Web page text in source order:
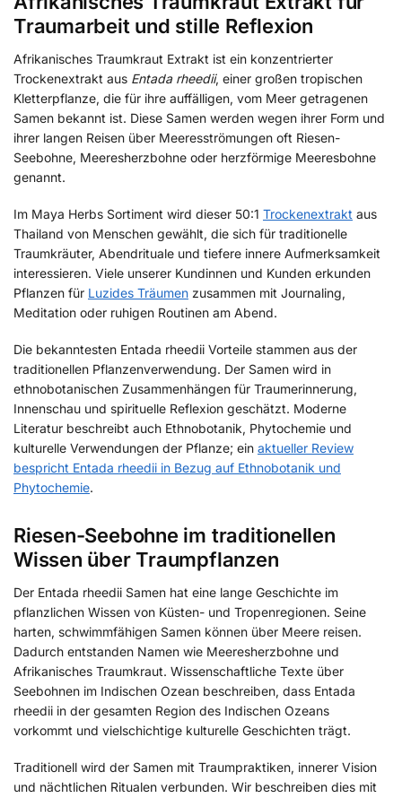
Traumarbeit und stille Reflexion
Afrikanisches Traumkraut Extrakt ist ein konzentrierter
Trockenextrakt aus Entada rheedii, einer großen tropischen
Kletterpflanze, die für ihre auffälligen, vom Meer getragenen
Samen bekannt ist. Diese Samen werden wegen ihrer Form und
ihrer langen Reisen über Meeresströmungen oft Riesen-
Seebohne, Meeresherzbohne oder herzförmige Meeresbohne
genannt.
Im Maya Herbs Sortiment wird dieser 50:1 Trockenextrakt aus
Thailand von Menschen gewählt, die sich für traditionelle
Traumkräuter, Abendrituale und tiefere innere Aufmerksamkeit
interessieren. Viele unserer Kundinnen und Kunden erkunden
Pflanzen für Luzides Träumen zusammen mit Journaling,
Meditation oder ruhigen Routinen am Abend.
Die bekanntesten Entada rheedii Vorteile stammen aus der
traditionellen Pflanzenverwendung. Der Samen wird in
ethnobotanischen Zusammenhängen für Traumerinnerung,
Innenschau und spirituelle Reflexion geschätzt. Moderne
Literatur beschreibt auch Ethnobotanik, Phytochemie und
kulturelle Verwendungen der Pflanze; ein aktueller Review
bespricht Entada rheedii in Bezug auf Ethnobotanik und
Phytochemie.
Riesen-Seebohne im traditionellen
Wissen über Traumpflanzen
Der Entada rheedii Samen hat eine lange Geschichte im
pflanzlichen Wissen von Küsten- und Tropenregionen. Seine
harten, schwimmfähigen Samen können über Meere reisen.
Dadurch entstanden Namen wie Meeresherzbohne und
Afrikanisches Traumkraut. Wissenschaftliche Texte über
Seebohnen im Indischen Ozean beschreiben, dass Entada
rheedii in der gesamten Region des Indischen Ozeans
vorkommt und vielschichtige kulturelle Geschichten trägt.
Traditionell wird der Samen mit Traumpraktiken, innerer Vision
und nächtlichen Ritualen verbunden. Wir beschreiben dies mit